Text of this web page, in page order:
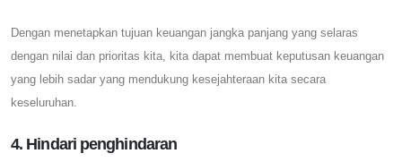
Dengan menetapkan tujuan keuangan jangka panjang yang selaras
dengan nilai dan prioritas kita, kita dapat membuat keputusan keuangan
yang lebih sadar yang mendukung kesejahteraan kita secara
keseluruhan.
4. Hindari penghindaran